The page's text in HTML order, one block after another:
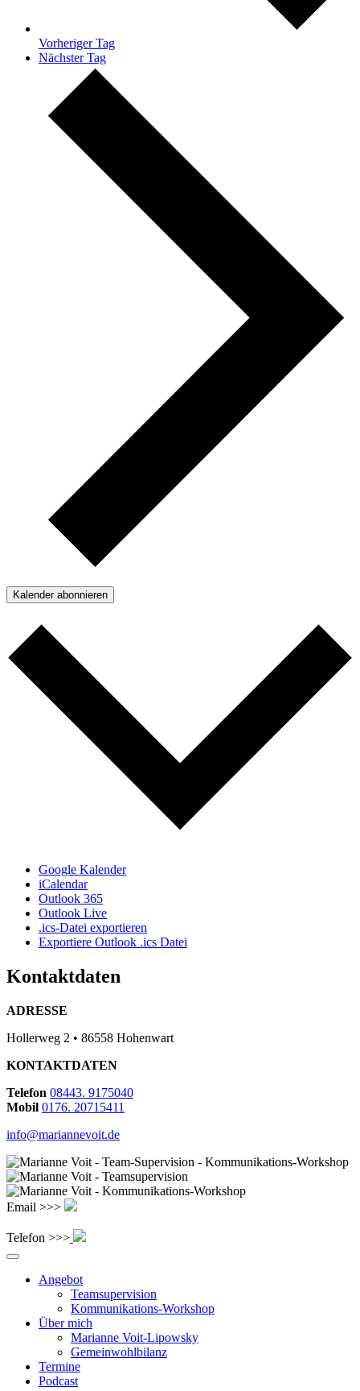
Vorheriger Tag
Nächster Tag
Kalender abonnieren
Google Kalender
iCalendar
Outlook 365
Outlook Live
.ics-Datei exportieren
Exportiere Outlook .ics Datei
Kontaktdaten
ADRESSE
Hollerweg 2 • 86558 Hohenwart
KONTAKTDATEN
Telefon 08443. 9175040
Mobil 0176. 20715411
info@mariannevoit.de
Email >>>
Telefon >>>
Angebot
Teamsupervision
Kommunikations-Workshop
Über mich
Marianne Voit-Lipowsky
Gemeinwohlbilanz
Termine
Podcast